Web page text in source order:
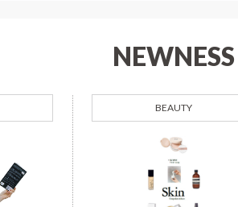
NEWNESS
BEAUTY